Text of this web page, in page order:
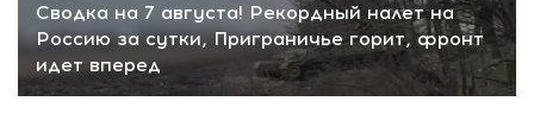
Сводка на 7 августа! Рекордный налет на
Россию за сутки, Приграничье горит, фронт
идет вперед